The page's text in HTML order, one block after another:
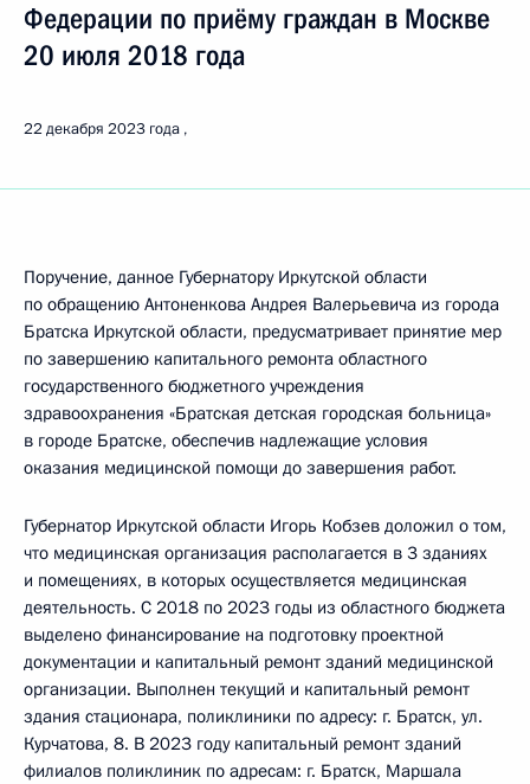
Федерации по приёму граждан в Москве
20 июля 2018 года
22 декабря 2023 года
Поручение, данное Губернатору Иркутской области
по обращению Антоненкова Андрея Валерьевича из города
Братска Иркутской области, предусматривает принятие мер
по завершению капитального ремонта областного
государственного бюджетного учреждения
здравоохранения «Братская детская городская больница»
в городе Братске, обеспечив надлежащие условия
оказания медицинской помощи до завершения работ.
Губернатор Иркутской области Игорь Кобзев доложил о том,
что медицинская организация располагается в 3 зданиях
и помещениях, в которых осуществляется медицинская
деятельность. С 2018 по 2023 годы из областного бюджета
выделено финансирование на подготовку проектной
документации и капитальный ремонт зданий медицинской
организации. Выполнен текущий и капитальный ремонт
здания стационара, поликлиники по адресу: г. Братск, ул.
Курчатова, 8. В 2023 году капитальный ремонт зданий
филиалов поликлиник по адресам: г. Братск, Маршала